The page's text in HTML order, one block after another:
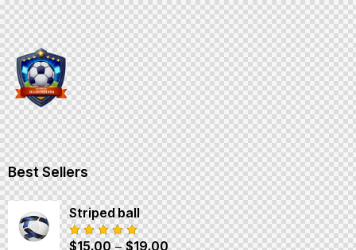
Best Sellers
Striped ball
Được
$15.00 – $19.00